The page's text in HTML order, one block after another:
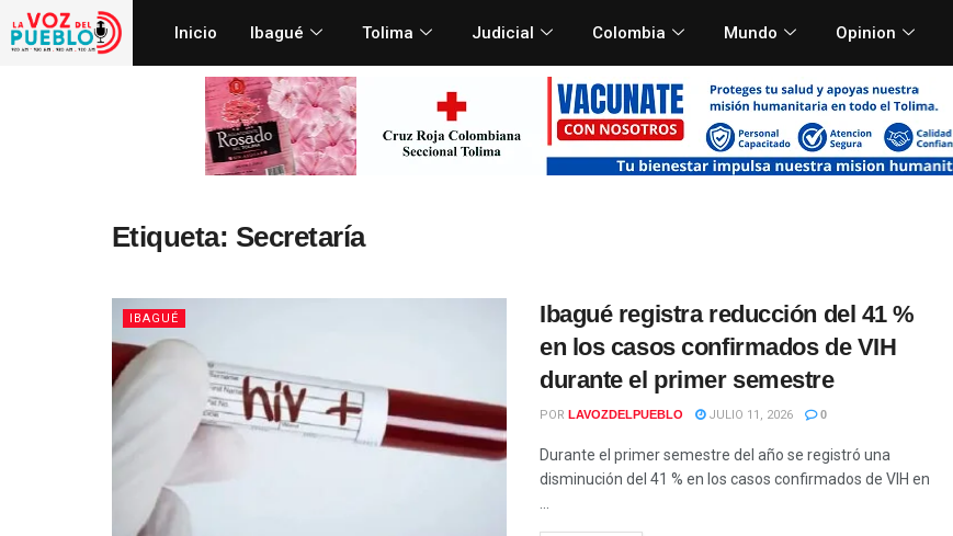
Inicio Ibagué Tolima Judicial Colombia Mundo Opinion
Etiqueta: Secretaría
IBAGUÉ
Ibagué registra reducción del 41 %
en los casos confirmados de VIH
durante el primer semestre
POR LAVOZDELPUEBLO JULIO 11, 2026 0
Durante el primer semestre del año se registró una
disminución del 41 % en los casos confirmados de VIH en